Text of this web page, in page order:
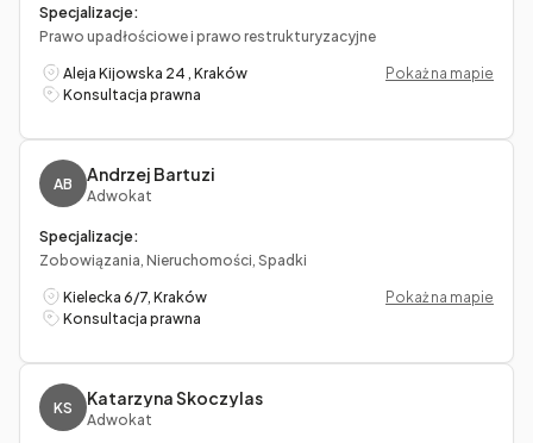
Specjalizacje:
Prawo upadłościowe i prawo restrukturyzacyjne
Aleja Kijowska 24 , Kraków
Pokaż na mapie
Konsultacja prawna
AB Andrzej Bartuzi
Adwokat
Specjalizacje:
Zobowiązania, Nieruchomości, Spadki
Kielecka 6/7, Kraków
Pokaż na mapie
Konsultacja prawna
KS Katarzyna Skoczylas
Adwokat